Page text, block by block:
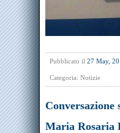
Pubblicato il 27 May,
Categoria: Notizie
Conversazione
Maria Rosaria